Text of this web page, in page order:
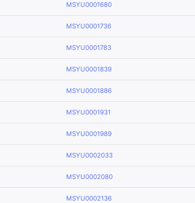
MSYU0001680
MSYU0001736
MSYU0001783
MSYU0001839
MSYU0001886
MSYU0001931
MSYU0001989
MSYU0002033
MSYU0002080
MSYU0002136